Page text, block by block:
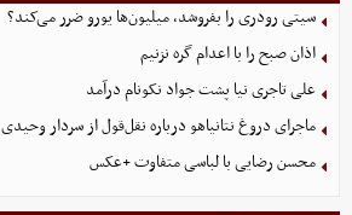
سیتی رودری را بفروشد، میلیون‌ها یورو ضرر می‌کند؟
اذان صبح را با اعدام گره نزنیم
علی تاجری‌ نیا پشت جواد نکونام درآمد
ماجرای دروغ نتانیاهو درباره نقل‌قول از سردار وحیدی
محسن رضایی با لباسی متفاوت +عکس